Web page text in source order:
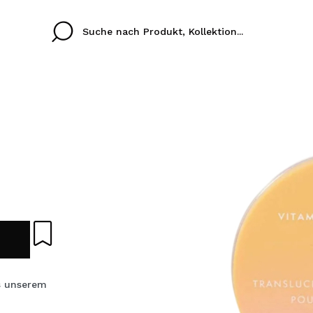
Ich habe hier kein
ICH
Durch die Erstellung
Einkäufe schnell
ESPAÑOL
Ines